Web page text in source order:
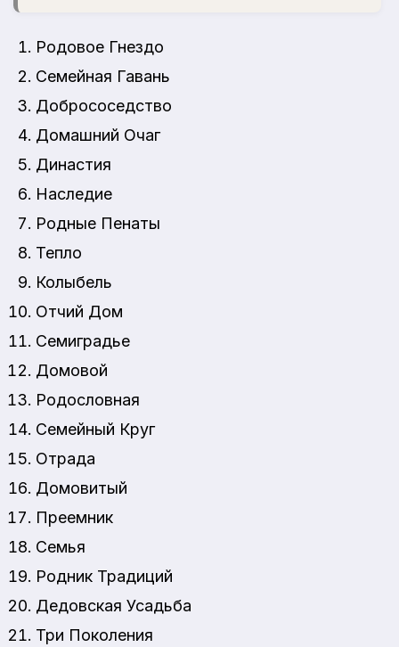
Родовое Гнездо
Семейная Гавань
Добрососедство
Домашний Очаг
Династия
Наследие
Родные Пенаты
Тепло
Колыбель
Отчий Дом
Семиградье
Домовой
Родословная
Семейный Круг
Отрада
Домовитый
Преемник
Семья
Родник Традиций
Дедовская Усадьба
Три Поколения